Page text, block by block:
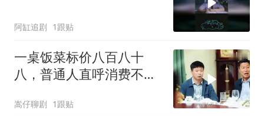
阿缸追剧 1跟贴
一桌饭菜标价八百八十
八，普通人直呼消费不
嵩仔聊剧 1跟贴